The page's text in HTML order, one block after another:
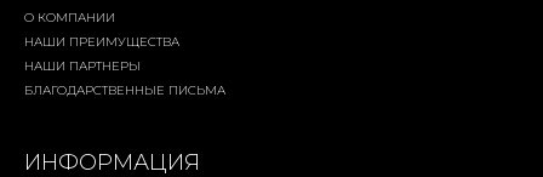
О КОМПАНИИ
НАШИ ПРЕИМУЩЕСТВА
НАШИ ПАРТНЕРЫ
БЛАГОДАРСТВЕННЫЕ ПИСЬМА
ИНФОРМАЦИЯ